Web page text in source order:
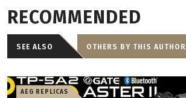
RECOMMENDED
SEE ALSO OTHERS BY THIS AUTHOR
AEG REPLICAS